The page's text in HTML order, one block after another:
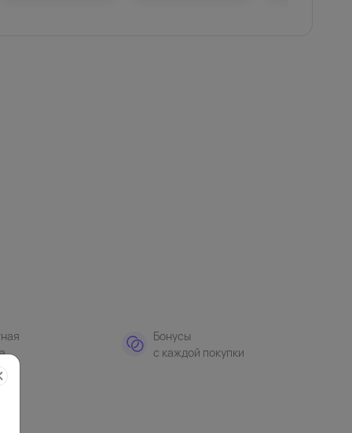
Бонусы
с каждой покупки